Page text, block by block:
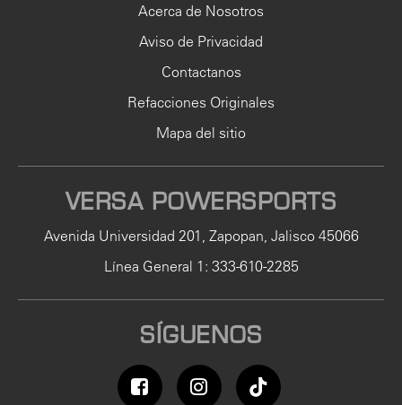
Acerca de Nosotros
Aviso de Privacidad
Contactanos
Refacciones Originales
Mapa del sitio
VERSA POWERSPORTS
Avenida Universidad 201, Zapopan, Jalisco 45066
Línea General 1 : 333-610-2285
SÍGUENOS